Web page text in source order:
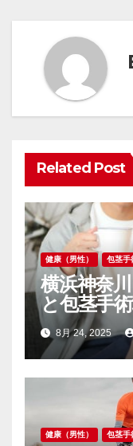
ゲ
ー
シ
ン
Related Post
健康（男性） 包茎手
横浜神奈
と包茎手
端サポート
8月 24, 2025
健康（男性） 包茎手